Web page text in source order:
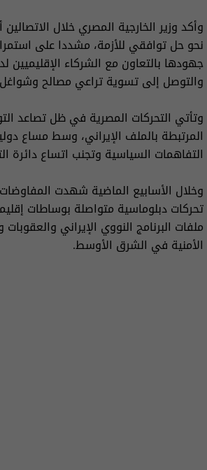
وأكد وزير الخارجية المصري خلال
نحو حل توافقي للأزمة، مشددا على
جهودها بالتعاون مع الشركاء الإقليميين
والتوصل إلى تسوية تراعي مصالح
وتأتي التحركات المصرية في ظل تصاعد
المرتبطة بالملف الإيراني، وسط مساع
التفاهمات السياسية وتجنب اتساع دائرة
وخلال الأسابيع الماضية شهدت المفاوضات
تحركات دبلوماسية متواصلة بوساطات
ملفات البرنامج النووي الإيراني
الأمنية في الشرق الأوسط.